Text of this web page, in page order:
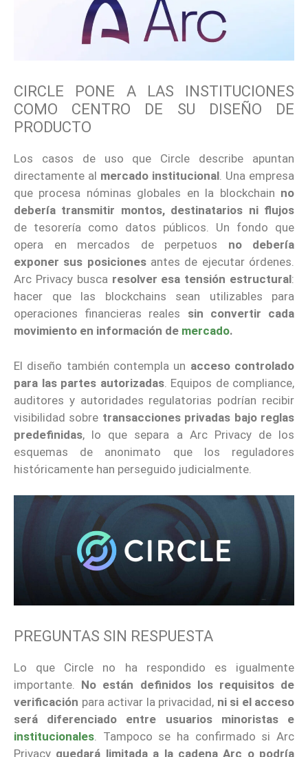
CIRCLE PONE A LAS INSTITUCIONES
COMO CENTRO DE SU DISEÑO DE
PRODUCTO
Los casos de uso que Circle describe apuntan
directamente al mercado institucional. Una empresa
que procesa nóminas globales en la blockchain no
debería transmitir montos, destinatarios ni flujos
de tesorería como datos públicos. Un fondo que
opera en mercados de perpetuos no debería
exponer sus posicionesantes de ejecutar órdenes.
Arc Privacy busca resolver esa tensión estructural:
hacer que las blockchains sean utilizables para
operaciones financieras reales sin convertir cada
movimiento en información de mercado.
El diseño también contempla un acceso controlado
para las partes autorizadas. Equipos de compliance,
auditores y autoridades regulatorias podrían recibir
visibilidad sobre transacciones privadas bajo reglas
predefinidas, lo que separa a Arc Privacy de los
esquemas de anonimato que los reguladores
históricamente han perseguido judicialmente.
PREGUNTAS SIN RESPUESTA
Lo que Circle no ha respondido es igualmente
importante. No están definidos los requisitos de
verificación para activar la privacidad, ni si el acceso
será diferenciado entre usuarios minoristas e
institucionales. Tampoco se ha confirmado si Arc
Privacy quedará limitada a la cadena Arc o podría